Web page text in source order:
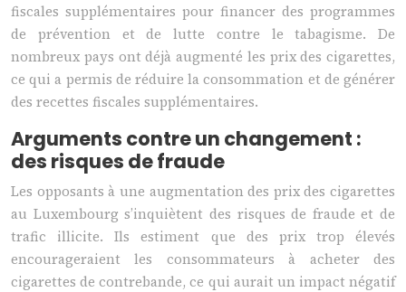
fiscales supplémentaires pour financer des programmes
de prévention et de lutte contre le tabagisme. De
nombreux pays ont déjà augmenté les prix des cigarettes,
ce qui a permis de réduire la consommation et de générer
des recettes fiscales supplémentaires.
Arguments contre un changement :
des risques de fraude
Les opposants à une augmentation des prix des cigarettes
au Luxembourg s’inquiètent des risques de fraude et de
trafic illicite. Ils estiment que des prix trop élevés
encourageraient les consommateurs à acheter des
cigarettes de contrebande, ce qui aurait un impact négatif